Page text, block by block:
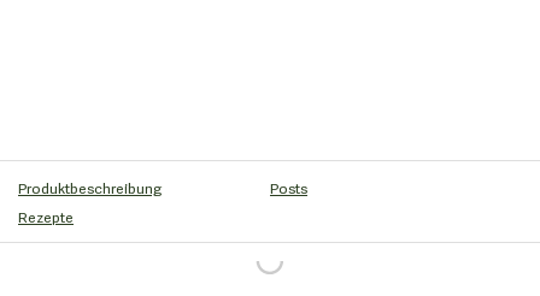
Produktbeschreibung
Posts
Rezepte